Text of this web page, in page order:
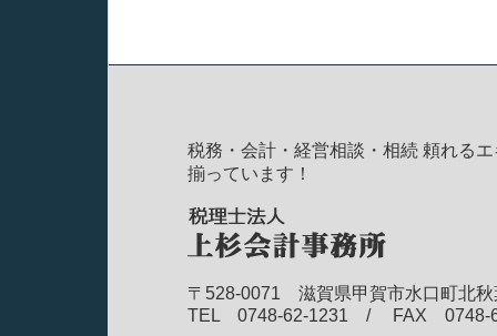
税務・会計・経営相談・相続 頼れる
揃っています！
〒528-0071 滋賀県甲賀市水口町北秋
TEL 0748-62-1231 / FAX 0748-